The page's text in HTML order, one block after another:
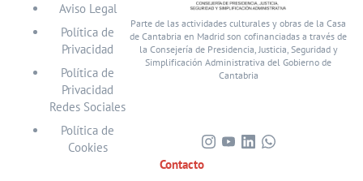
Aviso Legal
Política de
Privacidad
Política de
Privacidad
Redes Sociales
Política de
Cookies
Parte de las actividades culturales y obras de la Casa
de Cantabria en Madrid son cofinanciadas a través de
la Consejería de Presidencia, Justicia, Seguridad y
Simplificación Administrativa del Gobierno de
Cantabria
VisitaVisitaVisitaVisita
Contacto